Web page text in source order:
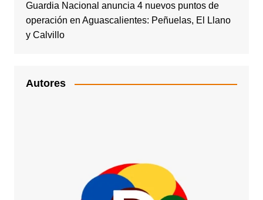
Guardia Nacional anuncia 4 nuevos puntos de
operación en Aguascalientes: Peñuelas, El Llano
y Calvillo
Autores